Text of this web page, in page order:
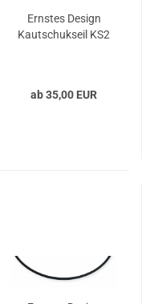
Ernstes Design
Kautschukseil KS2
ab 35,00 EUR